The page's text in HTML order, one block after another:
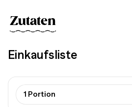
Zutaten